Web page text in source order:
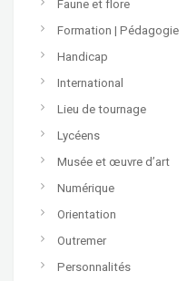
Faune et flore
Formation | Pédagogie
Handicap
International
Lieu de tournage
Lycéens
Musée et œuvre d’art
Numérique
Orientation
Outremer
Personnalités